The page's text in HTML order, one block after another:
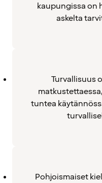
kaupungissa on
askelta
Turvallisuus
tuntea
Pohjoismaiset